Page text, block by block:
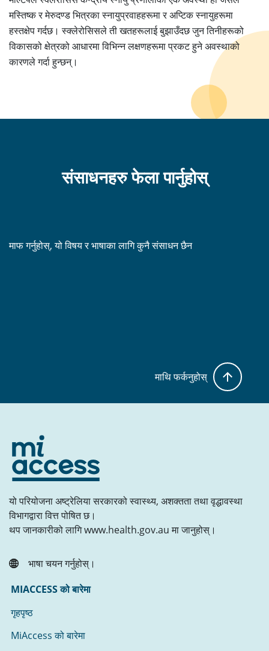
मस्तिष्क र मेरुदण्ड भित्रका स्नायुप्रवाहहरूमा र अप्टिक स्नायुहरूमा
हस्तक्षेप गर्दछ। स्क्लेरोसिसले ती खतहरूलाई बुझाउँदछ जुन तिनीहरूको
विकासको क्षेत्रको आधारमा विभिन्न लक्षणहरूमा प्रकट हुने अवस्थाको
कारणले गर्दा हुन्छन्।
संसाधनहरु फेला पार्नुहोस्
माफ गर्नुहोस्, यो विषय र भाषाका लागि कुनै संसाधन छैन
माथि फर्कनुहोस्
यो परियोजना अष्ट्रेलिया सरकारको स्वास्थ्य, अशक्तता तथा वृद्धावस्था
विभागद्वारा वित्त पोषित छ।
थप जानकारीको लागि www.health.gov.au मा जानुहोस्।
भाषा चयन गर्नुहोस्।
MIACCESS को बारेमा
गृहपृष्ठ
MiAccess को बारेमा